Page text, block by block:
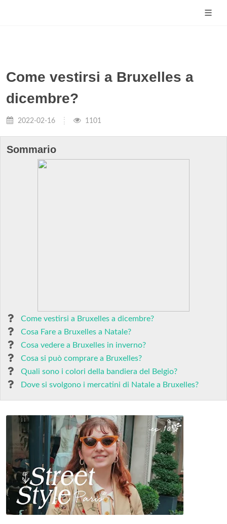
Come vestirsi a Bruxelles a
dicembre?
2022-02-16 1101
Sommario
Come vestirsi a Bruxelles a dicembre?
Cosa Fare a Bruxelles a Natale?
Cosa vedere a Bruxelles in inverno?
Cosa si può comprare a Bruxelles?
Quali sono i colori della bandiera del Belgio?
Dove si svolgono i mercatini di Natale a Bruxelles?